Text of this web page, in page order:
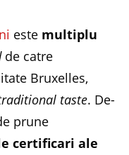
este multiplu
de catre
Bruxelles,
taste. De-
prune
certificari ale